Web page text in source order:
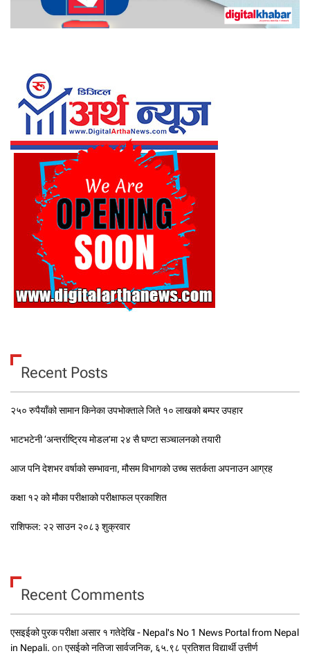
Recent Posts
२५० रुपैयाँको सामान किनेका उपभोक्ताले जिते १० लाखको बम्पर उपहार
भाटभटेनी ‘अन्तर्राष्ट्रिय मोडल’मा २४ सै घण्टा सञ्चालनको तयारी
आज पनि देशभर वर्षाको सम्भावना, मौसम विभागको उच्च सतर्कता अपनाउन आग्रह
कक्षा १२ को मौका परीक्षाको परीक्षाफल प्रकाशित
राशिफल: २२ साउन २०८३ शुक्रवार
Recent Comments
एसइईको पुरक परीक्षा असार १ गतेदेखि - Nepal's No 1 News Portal from Nepal
in Nepali. on एसईको नतिजा सार्वजनिक, ६५.९८ प्रतिशत विद्यार्थी उत्तीर्ण